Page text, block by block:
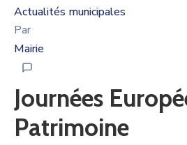
Actualités municipales
Par
Mairie
Journées
Patrimoine